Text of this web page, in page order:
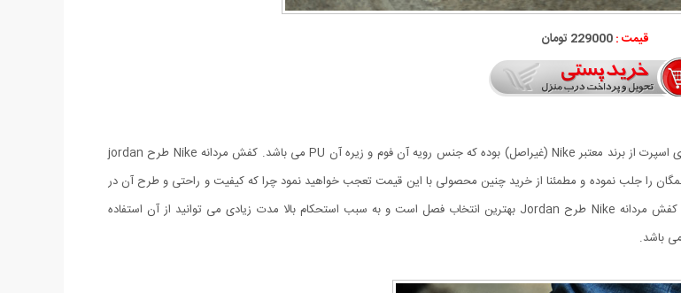
قیمت :229000 تومان
کفش ساقدار مردانه Nike طرح jordan یکی از پرفروش ترین و محبوب ترین کفش های اسپرت از برند معتبر Nike (غیراصل) بوده که جنس رویه آن فوم و زیره آن PU می باشد. کفش مردانه Nike طرح jordan
همگان را جلب نموده و مطمئنا از خرید چنین محصولی با این قیمت تعجب خواهید نمود چرا که کیفیت و راحتی و طرح آن در
مقابل قیمت عرضه شده ارزش خرید فوق العاده ای برای این محصول ایجاد می نماید. کفش مردانه Nike طرح Jordan بهترین انتخاب فصل است و به سبب استحکام بالا مدت زیادی می توانید از آن استفاده